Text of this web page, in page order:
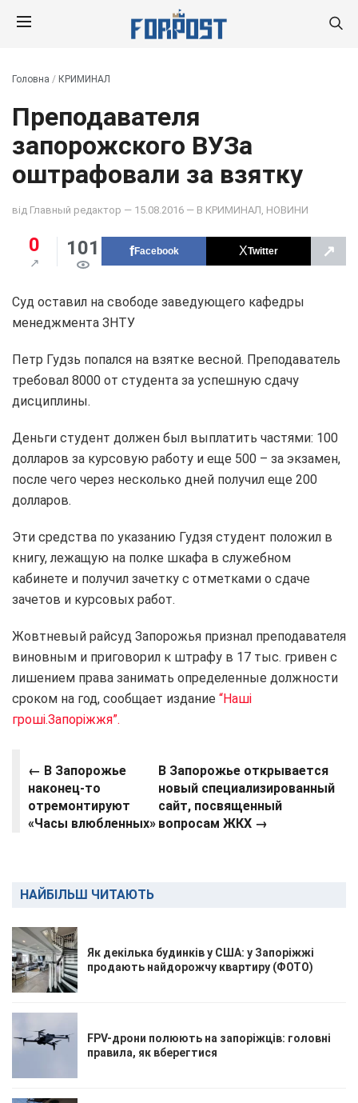
Головна / КРИМИНАЛ
Преподавателя
запорожского ВУЗа
оштрафовали за взятку
від Главный редактор — 15.08.2016 — В КРИМИНАЛ НОВИНИ
0 101 Facebook Twitter ↗
Суд оставил на свободе заведующего кафедры
менеджмента ЗНТУ
Петр Гудзь попался на взятке весной. Преподаватель
требовал 8000 от студента за успешную сдачу
дисциплины.
Деньги студент должен был выплатить частями: 100
долларов за курсовую работу и еще 500 – за экзамен,
после чего через несколько дней получил еще 200
долларов.
Эти средства по указанию Гудзя студент положил в
книгу, лежащую на полке шкафа в служебном
кабинете и получил зачетку с отметками о сдаче
зачетов и курсовых работ.
Жовтневый райсуд Запорожья признал преподавателя
виновным и приговорил к штрафу в 17 тыс. гривен с
лишением права занимать определенные должности
сроком на год, сообщает издание “Наші
гроші.Запоріжжя”.
← В Запорожье
наконец-то
отремонтируют
«Часы влюбленных»
В Запорожье открывается
новый специализированный
сайт, посвященный
вопросам ЖКХ →
НАЙБІЛЬШ ЧИТАЮТЬ
Як декілька будинків у США: у Запоріжжі
продають найдорожчу квартиру (ФОТО)
FPV-дрони полюють на запоріжців: головні
правила, як вберегтися